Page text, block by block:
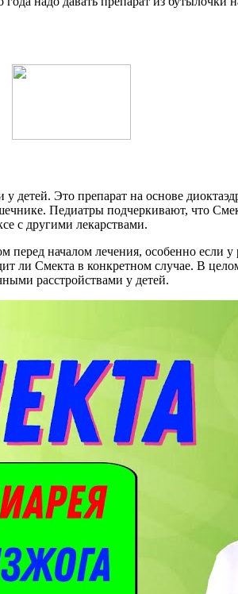
детей. Это препарат на основе
Педиатры подчеркивают, что
с другими лекарствами.
перед началом лечения, особенно
ли Смекта в конкретном случае. В
расстройствами у детей.